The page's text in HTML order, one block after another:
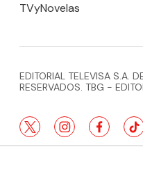
TVyNovelas
EDITORIAL TELEVISA S.A.
RESERVADOS. TBG -
twitterinstagram